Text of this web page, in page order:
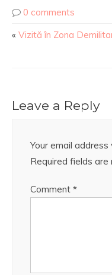
0 comments
« Vizită în Zona
Leave a Reply
Your email
Required fields are
Comment *